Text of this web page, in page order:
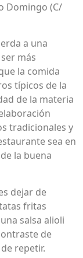
Domingo (C/
a una
más
la comida
típicos de la
de la materia
tradicionales y
sea en
la buena
dejar de
fritas
salsa alioli
de
repetir.